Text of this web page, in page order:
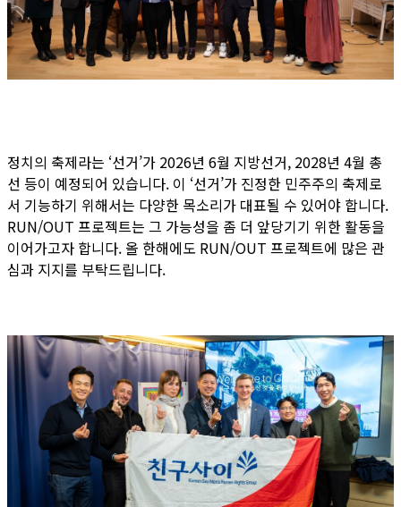
정치의 축제라는 ‘선거’가 2026년 6월 지방선거, 2028년 4월 총
선 등이 예정되어 있습니다. 이 ‘선거’가 진정한 민주주의 축제로
서 기능하기 위해서는 다양한 목소리가 대표될 수 있어야 합니다.
RUN/OUT 프로젝트는 그 가능성을 좀 더 앞당기기 위한 활동을
이어가고자 합니다. 올 한해에도 RUN/OUT 프로젝트에 많은 관
심과 지지를 부탁드립니다.